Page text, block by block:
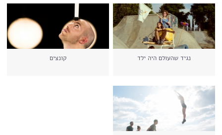
נגיד שהעולם היה ילד קונצים